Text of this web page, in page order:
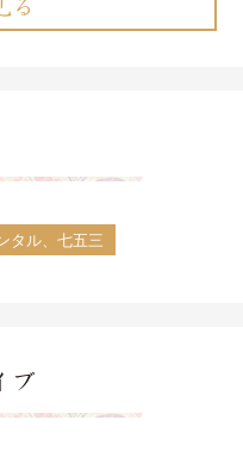
る
タル、七五三
ブ